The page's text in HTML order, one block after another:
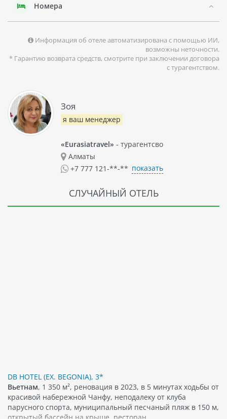
изучением городской жизни.
Номера
Информация об отеле автоматизирована с помощью ИИ,
возможны неточности.
* Гарантию возврата средств, смотрите при заключении договора
с турагентством.
Зоя
я ваш менеджер
«Eurasiatravel» - турагентсво
Алматы
+7 777 121-**-** показать
СЛУЧАЙНЫЙ ОТЕЛЬ
DB HOTEL (EX. BEGONIA), 3*
Вьетнам, 1 350 м², реновация в 2023, в 5 минутах ходьбы от
красивой набережной Чанфу, неподалеку от клуба
парусного спорта, муниципальный песчаный пляж в 150 м,